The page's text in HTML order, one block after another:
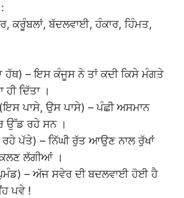
ਕਰੂੰਬਲਾਂ, ਬੱਦਲਵਾਈ, ਹੰਕਾਰ, ਹਿੰਮਤ,
ਹੱਥ) – ਇਸ ਕੰਜੂਸ ਨੇ ਤਾਂ ਕਦੀ ਕਿਸੇ ਮੰਗਤੇ
ਦਿੱਤਾ ।
ਪਾਸੇ, ਉਸ ਪਾਸੇ) – ਪੰਛੀ ਅਸਮਾਨ
ਉੱਡ ਰਹੇ ਸਨ ।
ਪੱਤੇ) – ਨਿੱਘੀ ਰੁੱਤ ਆਉਣ ਨਾਲ ਰੁੱਖਾਂ
ਲੱਗੀਆਂ ।
– ਅੱਜ ਸਵੇਰ ਦੀ ਬਦਲਵਾਈ ਹੋਈ ਹੈ
ਪਵੇ !